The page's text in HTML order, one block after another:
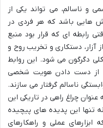
و ناسالم، می تواند یکی از
هایی باشد که هر فردی در
رابطه ای که قرار بود منبع
آزار، دستکاری و تخریب روح و
دگرگون می شود. این روابط
و از دست دادن هویت شخصی
ناسالم گرفتار می سازند.
چراغ راهی در تاریکی این
تنها این پدیده های پیچیده
ابزارهای عملی و راهکارهای